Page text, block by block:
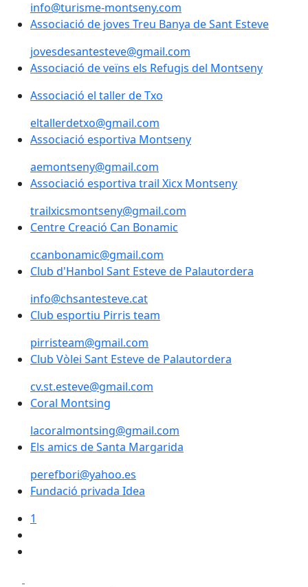
info@turisme-montseny.com
Associació de joves Treu Banya de Sant Esteve
Associació de joves Treu Banya de Sant Esteve
jovesdesantesteve@gmail.com
Associació de veïns els Refugis del Montseny
Associació de veïns els Refugis del Montseny
Associació el taller de Txo
Associació el taller de Txo
eltallerdetxo@gmail.com
Associació esportiva Montseny
Associació esportiva Montseny
aemontseny@gmail.com
Associació esportiva trail Xicx Montseny
Associació esportiva trail Xicx Montseny
trailxicsmontseny@gmail.com
Centre Creació Can Bonamic
Centre Creació Can Bonamic
ccanbonamic@gmail.com
Club d'Hanbol Sant Esteve de Palautordera
Club d'Hanbol Sant Esteve de Palautordera
info@chsantesteve.cat
Club esportiu Pirris team
Club esportiu Pirris team
pirristeam@gmail.com
Club Vòlei Sant Esteve de Palautordera
Club Vòlei Sant Esteve de Palautordera
cv.st.esteve@gmail.com
Coral Montsing
lacoralmontsing@gmail.com
Els amics de Santa Margarida
perefbori@yahoo.es
Fundació privada Idea
1